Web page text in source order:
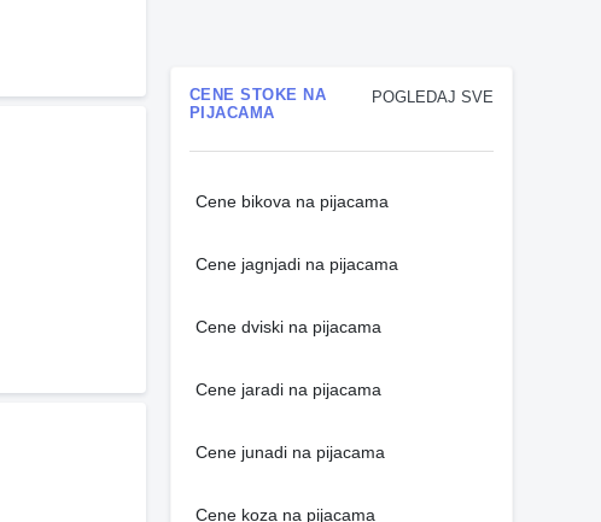
POGLEDAJ SVE
CENE STOKE NA
PIJACAMA
Cene bikova na pijacama
Cene jagnjadi na pijacama
Cene dviski na pijacama
Cene jaradi na pijacama
Cene junadi na pijacama
Cene koza na pijacama